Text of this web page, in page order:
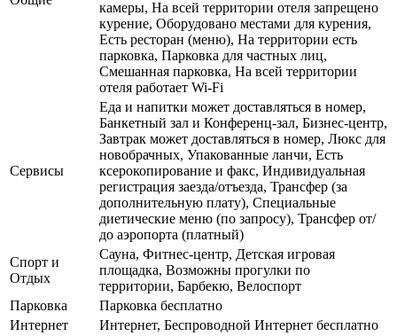
камеры, На всей территории отеля запрещено
курение, Оборудовано местами для курения,
Есть ресторан (меню), На территории есть
парковка, Парковка для частных лиц,
Смешанная парковка, На всей территории
отеля работает Wi-Fi
Сервисы
Еда и напитки может доставляться в номер,
Банкетный зал и Конференц-зал, Бизнес-центр,
Завтрак может доставляться в номер, Люкс для
новобрачных, Упакованные ланчи, Есть
ксерокопирование и факс, Индивидуальная
регистрация заезда/отъезда, Трансфер (за
дополнительную плату), Специальные
диетические меню (по запросу), Трансфер от/
до аэропорта (платный)
Спорт и
Отдых
Сауна, Фитнес-центр, Детская игровая
площадка, Возможны прогулки по
территории, Барбекю, Велоспорт
Парковка
Парковка бесплатно
Интернет
Интернет, Беспроводной Интернет бесплатно